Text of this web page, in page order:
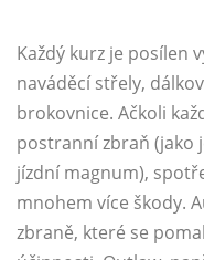
Každý kurz je posílen
naváděcí střely,
brokovnice. Ačkoli
postranní zbraň (jako
jízdní magnum),
mnohem více škody.
zbraně, které se